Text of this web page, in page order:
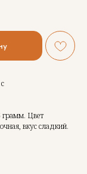
грамм. Цвет
вкус сладкий.